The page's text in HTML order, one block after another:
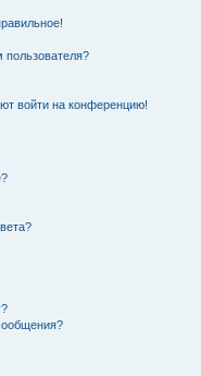
войти на конференцию!